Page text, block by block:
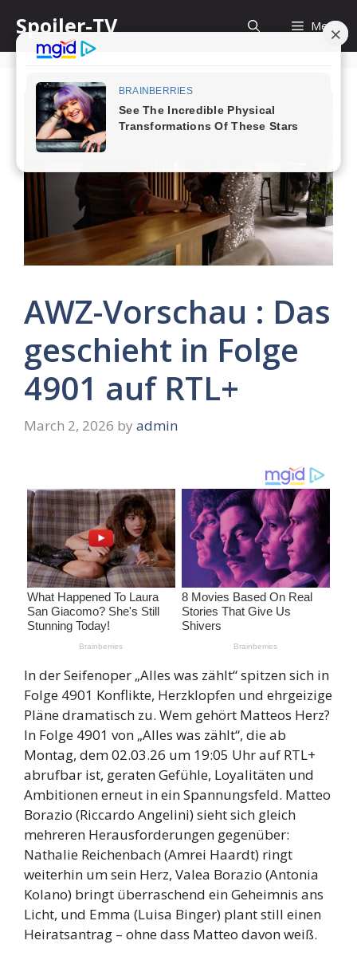
content
Spoiler-TV Menu
AWZ-Vorschau : Das
geschieht in Folge
4901 auf RTL+
March 2, 2026 by admin
In der Seifenoper „Alles was zählt“ spitzen sich in
Folge 4901 Konflikte, Herzklopfen und ehrgeizige
Pläne dramatisch zu. Wem gehört Matteos Herz?
In Folge 4901 von „Alles was zählt“, die ab
Montag, dem 02.03.26 um 19:05 Uhr auf RTL+
abrufbar ist, geraten Gefühle, Loyalitäten und
Ambitionen erneut in ein Spannungsfeld. Matteo
Borazio (Riccardo Angelini) sieht sich gleich
mehreren Herausforderungen gegenüber:
Nathalie Reichenbach (Amrei Haardt) ringt
weiterhin um sein Herz, Valea Borazio (Antonia
Kolano) bringt überraschend ein Geheimnis ans
Licht, und Emma (Luisa Binger) plant still einen
Heiratsantrag – ohne dass Matteo davon weiß.